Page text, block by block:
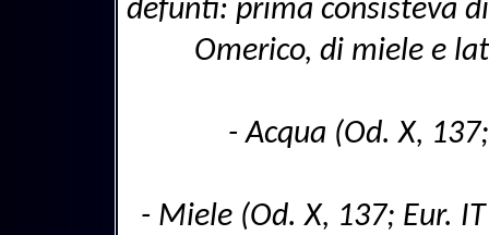
defunti: prima consisteva
Omerico, di miele e
- Acqua (Od. X,
- Miele (Od. X, 137; Eur.